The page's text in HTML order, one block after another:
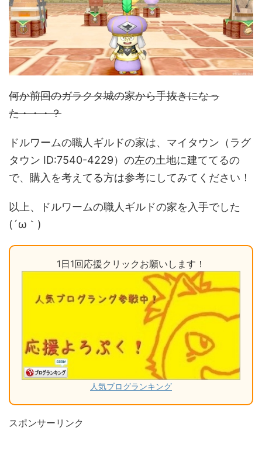
何か前回のガラクタ城の家から手抜きになっ
た・・・？
ドルワームの職人ギルドの家は、マイタウン（ラグ
タウン ID:7540-4229）の左の土地に建ててるの
で、購入を考えてる方は参考にしてみてください！
以上、ドルワームの職人ギルドの家を入手でした
(´ω｀)
1日1回応援クリックお願いします！
人気ブログランキング
スポンサーリンク